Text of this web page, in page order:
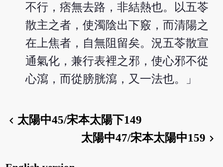
不行，痞無去路，非結熱也。以五苓
散主之者，使濁陰出下竅，而清陽之
在上焦者，自無阻留矣。況五苓散宣
通氣化，兼行表裡之邪，使心邪不從
心瀉，而從膀胱瀉，又一法也。」
chevron_left太陽中45/宋本太陽下149
太陽中47/宋本太陽中159 chevron_right